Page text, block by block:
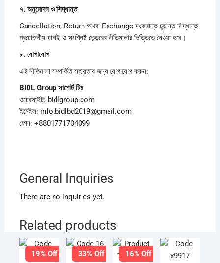
৭. অনুমোদনওসিদ্ধান্ত
Cancellation, Return অথবা Exchange সংক্রান্ত চূড়ান্ত সিদ্ধান্ত
প্রয়োজনীয় যাচাই ও সংশ্লিষ্ট ভেন্ডরের নীতিমালার ভিত্তিতে নেওয়া হবে।
৮. যোগাযোগ
এই নীতিমালা সম্পর্কিত সহায়তার জন্য যোগাযোগ করুন:
BIDL Group সাপোর্টটিম
ওয়েবসাইট: bidlgroup.com
ইমেইল: info.bidlbd2019@gmail.com
ফোন: +8801771704099
General Inquiries
There are no inquiries yet.
Related products
19% Off
33% Off
Code 16
16% Off